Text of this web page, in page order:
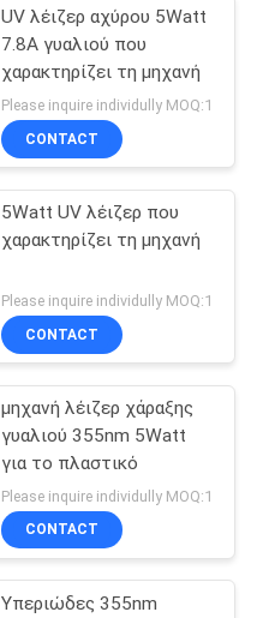
UV λέιζερ αχύρου 5Watt
7.8A γυαλιού που
χαρακτηρίζει τη μηχανή
Please inquire individully MOQ:1
CONTACT
5Watt UV λέιζερ που
χαρακτηρίζει τη μηχανή
Please inquire individully MOQ:1
CONTACT
μηχανή λέιζερ χάραξης
γυαλιού 355nm 5Watt
για το πλαστικό
Please inquire individully MOQ:1
CONTACT
Υπεριώδες 355nm